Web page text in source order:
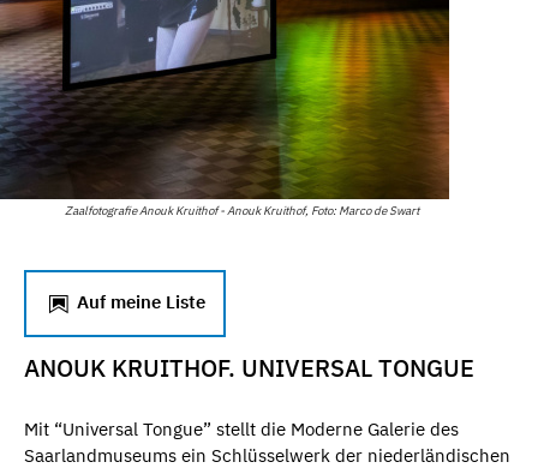
Zaalfotografie Anouk Kruithof - Anouk Kruithof, Foto: Marco de Swart
Auf meine Liste
ANOUK KRUITHOF. UNIVERSAL TONGUE
Mit “Universal Tongue” stellt die Moderne Galerie des
Saarlandmuseums ein Schlüsselwerk der niederländischen